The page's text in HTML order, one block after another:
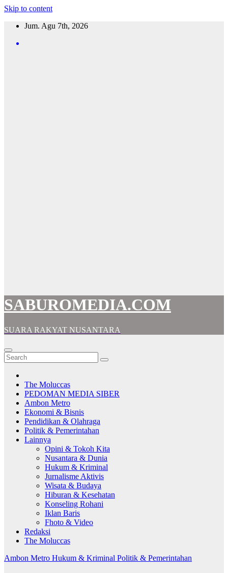
Skip to content
Jum. Agu 7th, 2026
SABUROMEDIA.COM
SUARA RAKYAT NUSANTARA
The Moluccas
PEDOMAN MEDIA SIBER
Ambon Metro
Ekonomi & Bisnis
Pendidikan & Olahraga
Politik & Pemerintahan
Lainnya
Opini & Tokoh Kita
Nusantara & Dunia
Hukum & Kriminal
Jurnalisme Aktivis
Wisata & Budaya
Hiburan & Kesehatan
Konseling Rohani
Iklan Baris
Fhoto & Video
Redaksi
The Moluccas
Ambon Metro Hukum & Kriminal Politik & Pemerintahan